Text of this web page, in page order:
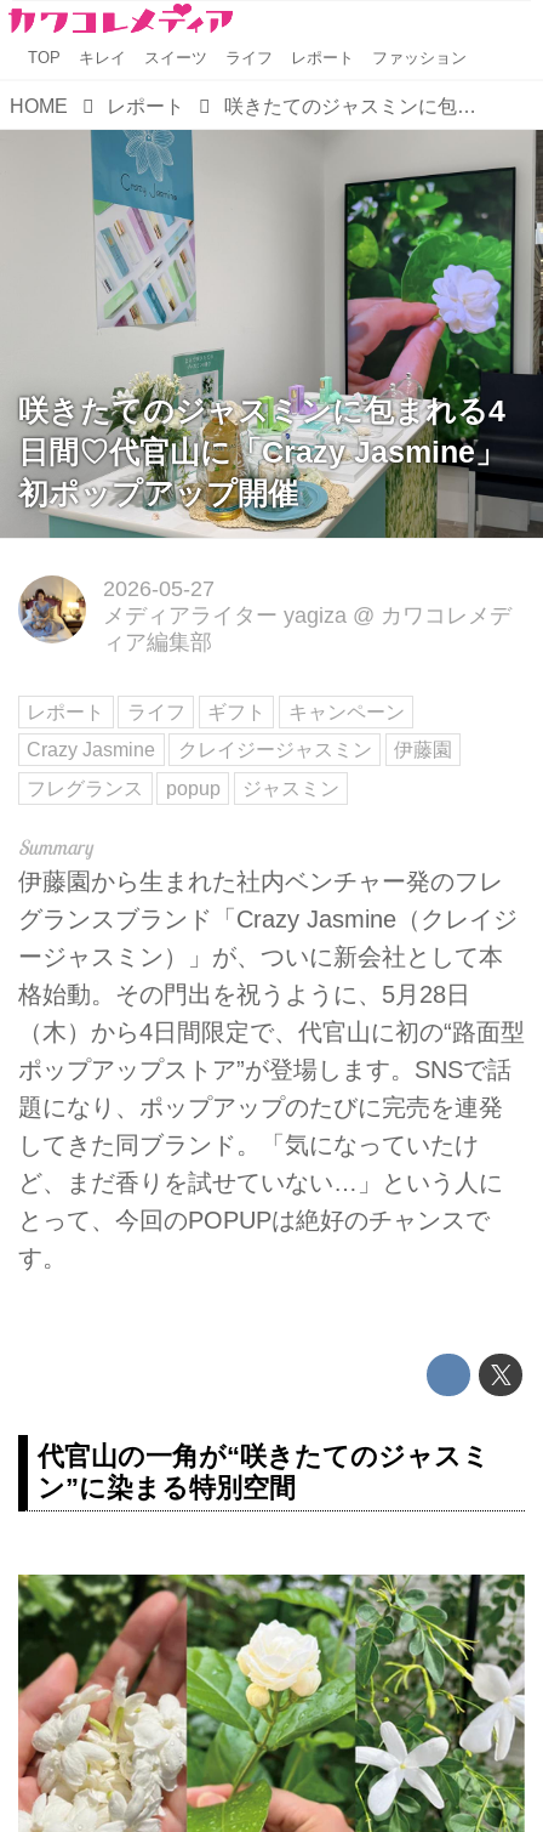
TOP キレイ スイーツ ライフ レポート ファッション
HOME レポート 咲きたてのジャスミンに包まれる4日間♡代官山に「Crazy Jasmine」初ポップアップ開催
咲きたてのジャスミンに包まれる4
日間♡代官山に「Crazy Jasmine」
初ポップアップ開催
2026-05-27
メディアライター yagiza @ カワコレメデ
ィア編集部
レポート ライフ ギフト
キャンペーン
Crazy Jasmine
クレイジージャスミン
伊藤園
フレグランス
popup ジャスミン
伊藤園から生まれた社内ベンチャー発のフレ
グランスブランド「Crazy Jasmine（クレイジ
ージャスミン）」が、ついに新会社として本
格始動。その門出を祝うように、5月28日
（木）から4日間限定で、代官山に初の“路面型
ポップアップストア”が登場します。SNSで話
題になり、ポップアップのたびに完売を連発
してきた同ブランド。「気になっていたけ
ど、まだ香りを試せていない…」という人に
とって、今回のPOPUPは絶好のチャンスで
す。
代官山の一角が“咲きたてのジャスミ
ン”に染まる特別空間